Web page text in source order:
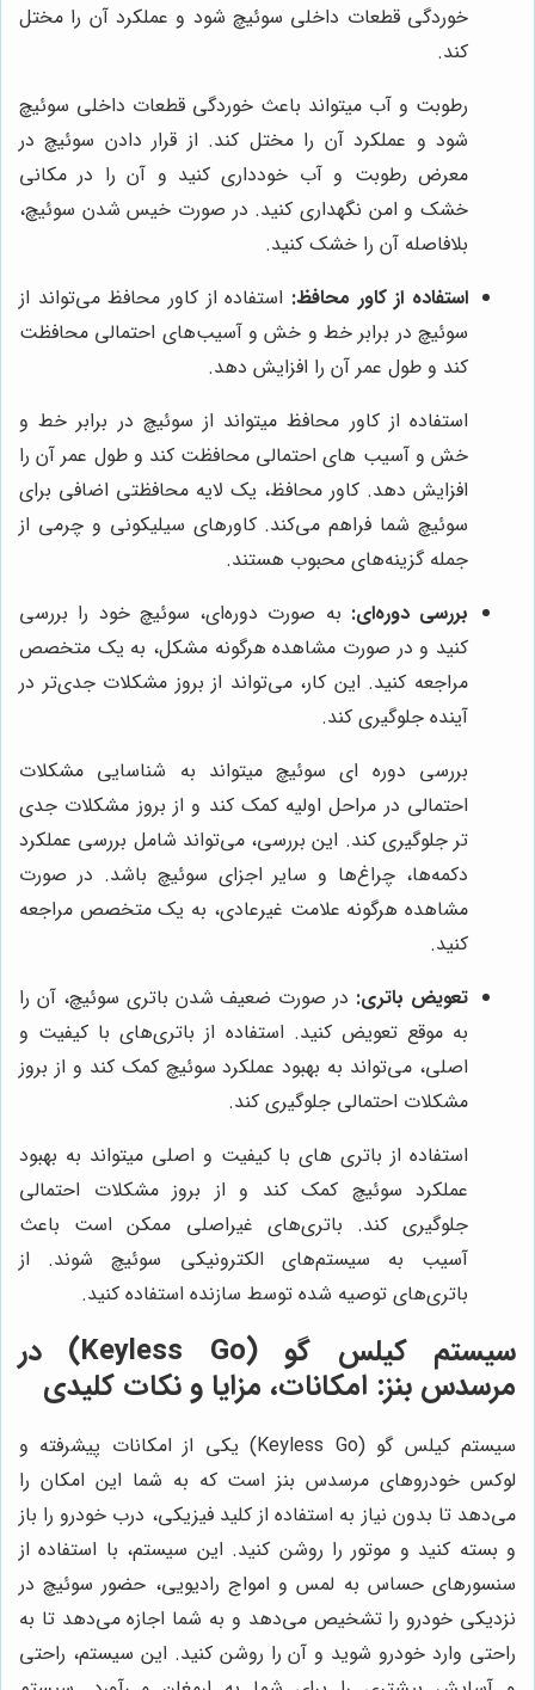
خوردگی قطعات داخلی سوئیچ شود و عملکرد آن را مختل
کند.
رطوبت و آب میتواند باعث خوردگی قطعات داخلی سوئیچ
شود و عملکرد آن را مختل کند. از قرار دادن سوئیچ در
معرض رطوبت و آب خودداری کنید و آن را در مکانی
خشک و امن نگهداری کنید. در صورت خیس شدن سوئیچ،
بلافاصله آن را خشک کنید.
استفاده از کاور محافظ: استفاده از کاور محافظ می‌تواند از
سوئیچ در برابر خط و خش و آسیب‌های احتمالی محافظت
کند و طول عمر آن را افزایش دهد.
استفاده از کاور محافظ میتواند از سوئیچ در برابر خط و
خش و آسیب های احتمالی محافظت کند و طول عمر آن را
افزایش دهد. کاور محافظ، یک لایه محافظتی اضافی برای
سوئیچ شما فراهم می‌کند. کاورهای سیلیکونی و چرمی از
جمله گزینه‌های محبوب هستند.
بررسی دوره‌ای: به صورت دوره‌ای، سوئیچ خود را بررسی
کنید و در صورت مشاهده هرگونه مشکل، به یک متخصص
مراجعه کنید. این کار، می‌تواند از بروز مشکلات جدی‌تر در
آینده جلوگیری کند.
بررسی دوره ای سوئیچ میتواند به شناسایی مشکلات
احتمالی در مراحل اولیه کمک کند و از بروز مشکلات جدی
تر جلوگیری کند. این بررسی، می‌تواند شامل بررسی عملکرد
دکمه‌ها، چراغ‌ها و سایر اجزای سوئیچ باشد. در صورت
مشاهده هرگونه علامت غیرعادی، به یک متخصص مراجعه
کنید.
تعویض باتری: در صورت ضعیف شدن باتری سوئیچ، آن را
به موقع تعویض کنید. استفاده از باتری‌های با کیفیت و
اصلی، می‌تواند به بهبود عملکرد سوئیچ کمک کند و از بروز
مشکلات احتمالی جلوگیری کند.
استفاده از باتری های با کیفیت و اصلی میتواند به بهبود
عملکرد سوئیچ کمک کند و از بروز مشکلات احتمالی
جلوگیری کند. باتری‌های غیراصلی ممکن است باعث
آسیب به سیستم‌های الکترونیکی سوئیچ شوند. از
باتری‌های توصیه شده توسط سازنده استفاده کنید.
سیستم کیلس گو (Keyless Go) در
مرسدس بنز: امکانات، مزایا و نکات کلیدی
سیستم کیلس گو (Keyless Go) یکی از امکانات پیشرفته و
لوکس خودروهای مرسدس بنز است که به شما این امکان را
می‌دهد تا بدون نیاز به استفاده از کلید فیزیکی، درب خودرو را باز
و بسته کنید و موتور را روشن کنید. این سیستم، با استفاده از
سنسورهای حساس به لمس و امواج رادیویی، حضور سوئیچ در
نزدیکی خودرو را تشخیص می‌دهد و به شما اجازه می‌دهد تا به
راحتی وارد خودرو شوید و آن را روشن کنید. این سیستم، راحتی